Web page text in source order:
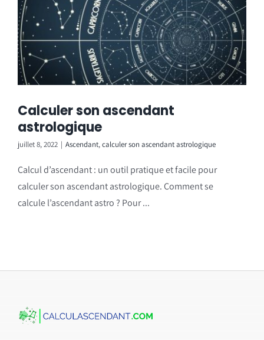
Calculer son ascendant
astrologique
juillet 8, 2022 | Ascendant,calculer son ascendant astrologique
Calcul d’ascendant : un outil pratique et facile pour
calculer son ascendant astrologique. Comment se
calcule l’ascendant astro ? Pour ...